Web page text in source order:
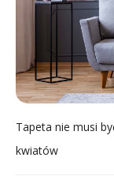
Tapeta nie musi
kwiatów